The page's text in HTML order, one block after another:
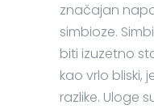
značajan
simbioze.
biti izuzetno
kao vrlo bliski,
razlike. Uloge